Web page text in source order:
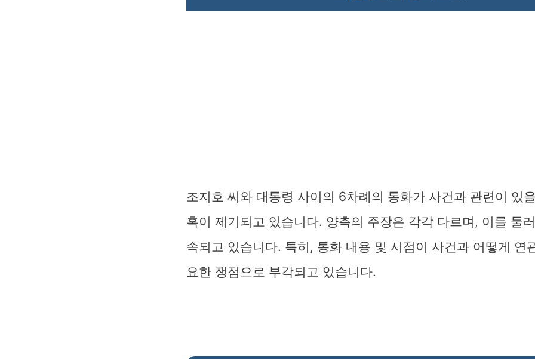
조지호 씨와 대통령 사이의 6차례의 통화가 사건과 관련이 있
혹이 제기되고 있습니다. 양측의 주장은 각각 다르며, 이를 둘
속되고 있습니다. 특히, 통화 내용 및 시점이 사건과 어떻게 연
요한 쟁점으로 부각되고 있습니다.